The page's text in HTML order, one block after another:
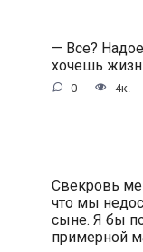
— Все?
хочешь
0 4к.
Свекровь
что мы
сыне. Я бы
примерной